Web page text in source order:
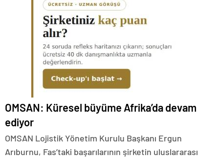
OMSAN: Küresel büyüme Afrika’da devam
ediyor
OMSAN Lojistik Yönetim Kurulu Başkanı Ergun
Arıburnu, Fas’taki başarılarının şirketin uluslararası